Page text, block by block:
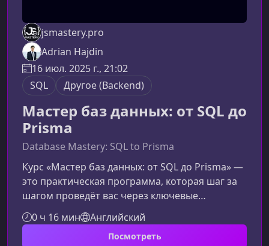
jsmastery.pro
Adrian Hajdin
16 июл. 2025 г., 21:02
SQL
Другое (Backend)
Мастер баз данных: от SQL до
Prisma
Database Mastery: SQL to Prisma
Курс «Мастер баз данных: от SQL до Prisma» —
это практическая программа, которая шаг за
шагом проведёт вас через ключевые
технологии работы с реляционными базами
данных, современными ORM‑инструментами и
созданием продвинутых backend‑приложений.
0 ч 16 мин Английский
Посмотреть